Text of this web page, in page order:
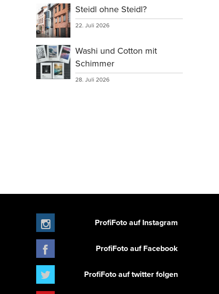
Steidl ohne Steidl?
22. Juli 2026
Washi und Cotton mit
Schimmer
28. Juli 2026
ProfiFoto auf Instagram
ProfiFoto auf Facebook
ProfiFoto auf twitter folgen